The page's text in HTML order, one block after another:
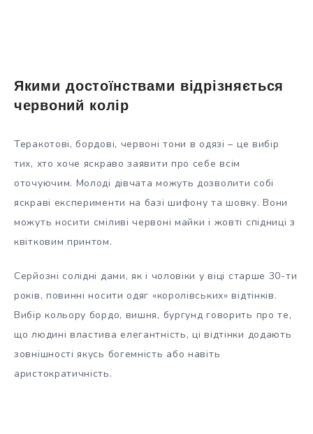
Якими достоїнствами відрізняється
червоний колір
Теракотові, бордові, червоні тони в одязі – це вибір
тих, хто хоче яскраво заявити про себе всім
оточуючим. Молоді дівчата можуть дозволити собі
яскраві експерименти на базі шифону та шовку. Вони
можуть носити сміливі червоні майки і жовті спідниці з
квітковим принтом.
Серйозні солідні дами, як і чоловіки у віці старше 30-ти
років, повинні носити одяг «королівських» відтінків.
Вибір кольору бордо, вишня, бургунд говорить про те,
що людині властива елегантність, ці відтінки додають
зовнішності якусь богемність або навіть
аристократичність.